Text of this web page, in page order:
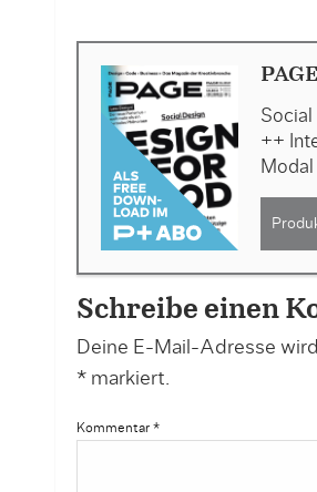
Social
++
Schreibe einen
Deine E-Mail-Adresse
*markiert.
Kommentar *